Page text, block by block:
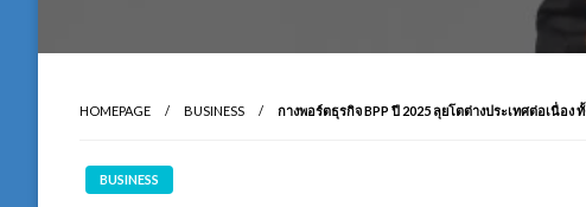
HOMEPAGE BUSINESS กางพอร์ตธุรกิจ BPP ปี 2025 ลุยโตต่างประเทศต่อเนื่อง
BUSINESS